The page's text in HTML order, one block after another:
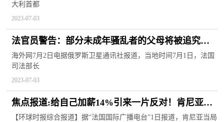
大利首都
2023-07-03
法官员警告：部分未成年骚乱者的父母将被追究责
任
海外网7月2日电据俄罗斯卫星通讯社报道，当地时间7月1日，法国
司法部长
2023-07-03
焦点报道:给自己加薪14%引来一片反对！肯尼亚总
统暂缓加薪计划
【环球时报综合报道】据“法国国际广播电台”1日报道，肯尼亚当局